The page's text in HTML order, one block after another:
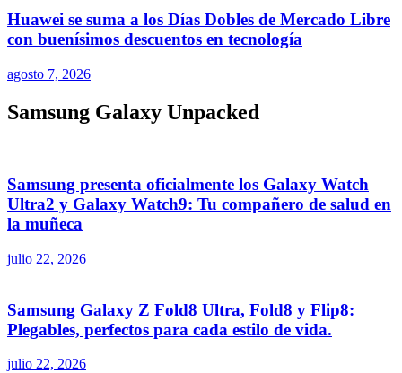
Huawei se suma a los Días Dobles de Mercado Libre
con buenísimos descuentos en tecnología
agosto 7, 2026
Samsung Galaxy Unpacked
Samsung presenta oficialmente los Galaxy Watch
Ultra2 y Galaxy Watch9: Tu compañero de salud en
la muñeca
julio 22, 2026
Samsung Galaxy Z Fold8 Ultra, Fold8 y Flip8:
Plegables, perfectos para cada estilo de vida.
julio 22, 2026